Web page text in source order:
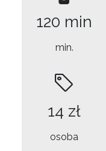
120 min
min.
14 zł
osoba